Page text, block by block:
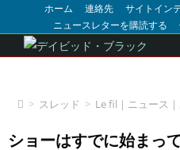
ホーム 連絡先 サイトイン
ニュースレターを購読する
> スレッド > Le fil｜ニュース
ショーはすでに始まっ